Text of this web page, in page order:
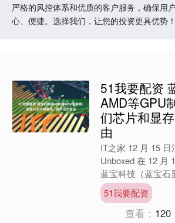
严格的风控体系和优质的客户服务，确保用
心、便捷。选择我们，让您的投资更具优势
51我要配资
AMD等GPU
们芯片和显
由
IT之家 12 月 15
Unboxed 在 12 月
蓝宝科技（蓝宝石
公关经理 Ed Cr....
51我要配资
查看： 120